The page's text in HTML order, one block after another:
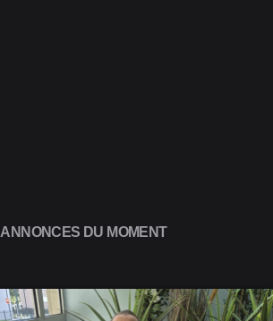
ANNONCES DU MOMENT